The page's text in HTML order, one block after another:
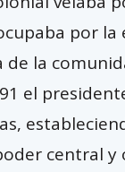
por la
la
el
central y